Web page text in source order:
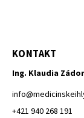
KONTAKT
Ing. Klaudia
info@
+421 940 268 191